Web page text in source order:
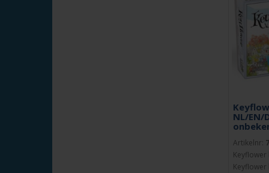
NL/EN/
Artikelnr: